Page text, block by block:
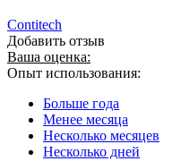
Contitech
Добавить отзыв
Ваша оценка:
Опыт использования:
Больше года
Менее месяца
Несколько месяцев
Несколько дней